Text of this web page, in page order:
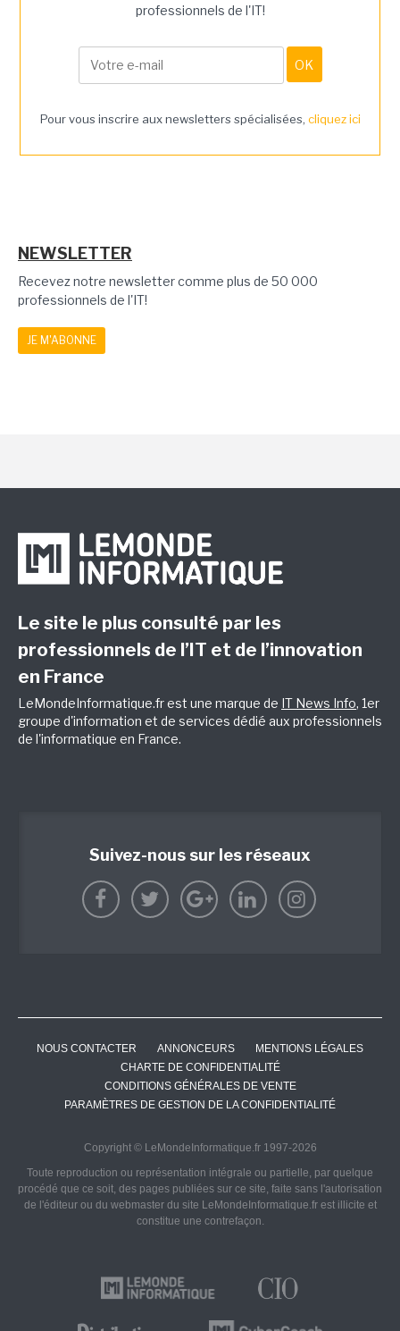
professionnels de l'IT!
Pour vous inscrire aux newsletters spécialisées, cliquez ici
NEWSLETTER
Recevez notre newsletter comme plus de 50 000
professionnels de l'IT!
JE M'ABONNE
Le site le plus consulté par les
professionnels de l’IT et de l’innovation
en France
LeMondeInformatique.fr est une marque de IT News Info, 1er
groupe d'information et de services dédié aux professionnels
de l'informatique en France.
Suivez-nous sur les réseaux
NOUS CONTACTER ANNONCEURS
MENTIONS LÉGALES
CHARTE DE CONFIDENTIALITÉ
CONDITIONS GÉNÉRALES DE VENTE
PARAMÈTRES DE GESTION DE LA CONFIDENTIALITÉ
Copyright © LeMondeInformatique.fr 1997-2026
Toute reproduction ou représentation intégrale ou partielle, par quelque
procédé que ce soit, des pages publiées sur ce site, faite sans l'autorisation
de l'éditeur ou du webmaster du site LeMondeInformatique.fr est illicite et
constitue une contrefaçon.